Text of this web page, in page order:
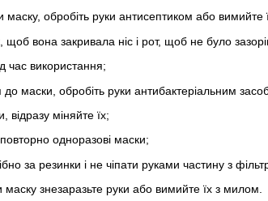
маску, обробіть руки антисептиком або вимийте
щоб вона закривала ніс і рот, щоб не було
час використання;
маски, обробіть руки антибактеріальним
відразу міняйте їх;
одноразові маски;
за резинки і не чіпати руками частину з
маску знезаразьте руки або вимийте їх з милом.